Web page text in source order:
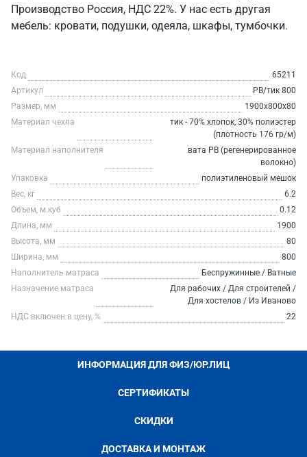
Производство Россия, НДС 22%. У нас есть другая
мебель: кровати, подушки, одеяла, шкафы, тумбочки.
Код
65211
Артикул
РВ/тик 800
Размер, мм
1900х800х80
Материал чехла
тик - 70% хлопок, 30% полиэстер
(плотность 176 гр/м)
Материал наполнителя
вата РВ (регенерированное
волокно)
Упаковка
полиэтиленовый мешок
Вес, кг
6.2
Объем, м.куб
0.12
Длина, мм
1900
Высота, мм
80
Ширина, мм
800
Наполнитель матраса
Беспружинные / Ватные
Назначение матраса
Для рабочих / Для строителей /
Для хостелов / Из Иваново
НДС включен в цену, %
22
ИНФОРМАЦИЯ ДЛЯ ФИЗ/ЮР.ЛИЦ
СЕРТИФИКАТЫ
СКИДКИ
ДОСТАВКА И МОНТАЖ